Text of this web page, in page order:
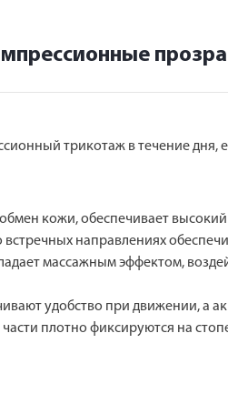
трикотаж в течение дня,
кожи, обеспечивает
встречных направлениях
массажным эффектом,
удобство при движении, а
плотно фиксируются на